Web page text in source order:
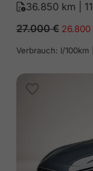
36.850 km |
27.000€26.800
Verbrauch: l/100km